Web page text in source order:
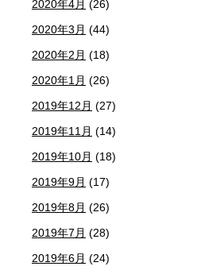
2020年4月 (26)
2020年3月 (44)
2020年2月 (18)
2020年1月 (26)
2019年12月 (27)
2019年11月 (14)
2019年10月 (18)
2019年9月 (17)
2019年8月 (26)
2019年7月 (28)
2019年6月 (24)